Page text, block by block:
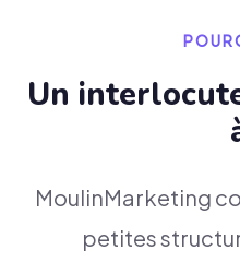
Un
MoulinMarketing
petites